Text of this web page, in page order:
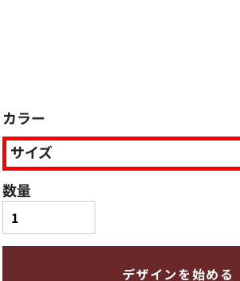
カラー
サイズ
数量
デザインを始める